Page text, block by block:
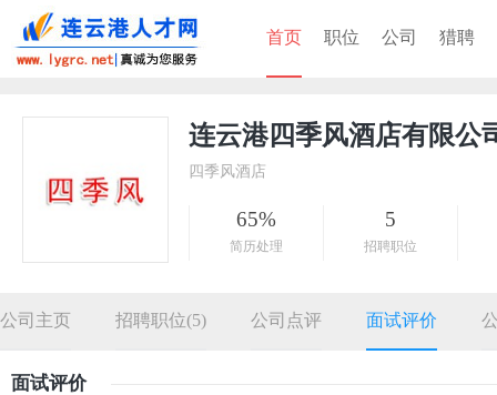
首页 职位 公司 猎聘
连云港四季风酒店有限公
四季风酒店
65%
简历处理
5
招聘职位
公司主页 招聘职位(5) 公司点评 面试评价
面试评价